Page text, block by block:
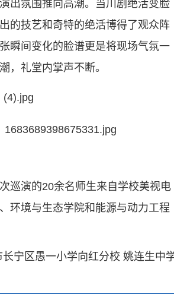
出氛围推向高潮。当川剧绝活变脸
的技艺和奇特的绝活博得了观众阵
瞬间变化的脸谱更是将现场气氛一
，礼堂内掌声不断。
巡演的20余名师生来自学校美视电
环境与生态学院和能源与动力工程
宁区愚一小学向红分校 姚连生中